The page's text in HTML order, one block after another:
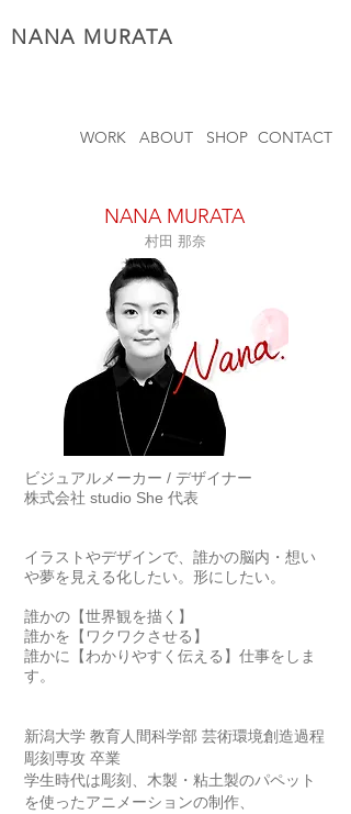
NANA MURATA
WORK ABOUT SHOP CONTACT
NANA MURATA
村田 那奈
ビジュアルメーカー / デザイナー
株式会社 studio She 代表
イラストやデザインで、誰かの脳内・想い
や夢を見える化したい。形にしたい。
誰かの【世界観を描く】
誰かを【ワクワクさせる】
誰かに【わかりやすく伝える】仕事をしま
す。
新潟大学 教育人間科学部 芸術環境創造過程
彫刻専攻 卒業
学生時代は彫刻、木製・粘土製のパペット
を使ったアニメーションの制作、